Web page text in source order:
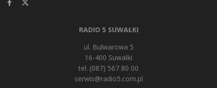
RADIO 5 SUWAŁKI
ul. Bulwarowa 5
16-400 Suwałki
tel. (087) 567 80 00
serwis@radio5.com.pl